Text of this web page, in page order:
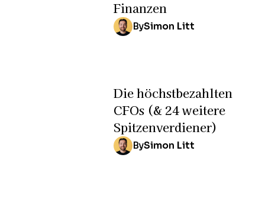
Finanzen
BySimon Litt
Die höchstbezahlten
CFOs (& 24 weitere
Spitzenverdiener)
BySimon Litt